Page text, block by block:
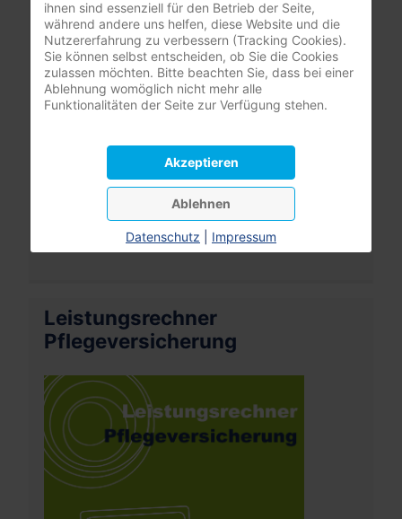
Benutzername
Passwort
Anmelden
Passwort vergessen?
Benutzername vergessen?
Leistungsrechner
Pflegeversicherung
ihnen sind essenziell für den Betrieb der Seite,
während andere uns helfen, diese Website und die
Nutzererfahrung zu verbessern (Tracking Cookies).
Sie können selbst entscheiden, ob Sie die Cookies
zulassen möchten. Bitte beachten Sie, dass bei einer
Ablehnung womöglich nicht mehr alle
Funktionalitäten der Seite zur Verfügung stehen.
Akzeptieren
Ablehnen
Datenschutz Impressum